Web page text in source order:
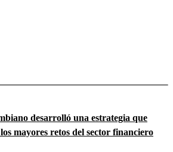
desarrolló una estrategia que
mayores retos del sector financiero